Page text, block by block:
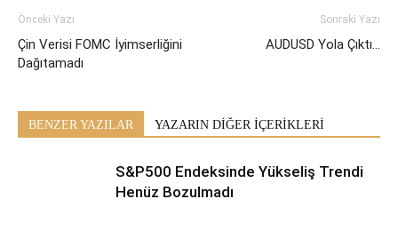
Önceki Yazı
Çin Verisi FOMC İyimserliğini
Dağıtamadı
Sonraki Yazı
AUDUSD Yola Çıktı…
BENZER YAZILAR YAZARIN DİĞER İÇERİKLERİ
S&P500 Endeksinde Yükseliş Trendi
Henüz Bozulmadı